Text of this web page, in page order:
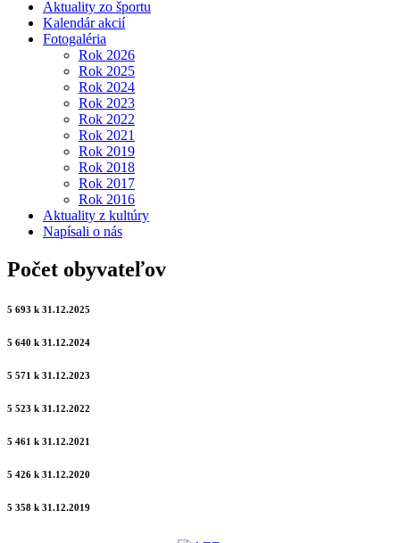
Aktuality zo športu
Kalendár akcií
Fotogaléria
Rok 2026
Rok 2025
Rok 2024
Rok 2023
Rok 2022
Rok 2021
Rok 2019
Rok 2018
Rok 2017
Rok 2016
Aktuality z kultúry
Napísali o nás
Počet obyvateľov
5 693 k 31.12.2025
5 640 k 31.12.2024
5 571 k 31.12.2023
5 523 k 31.12.2022
5 461 k 31.12.2021
5 426 k 31.12.2020
5 358 k 31.12.2019